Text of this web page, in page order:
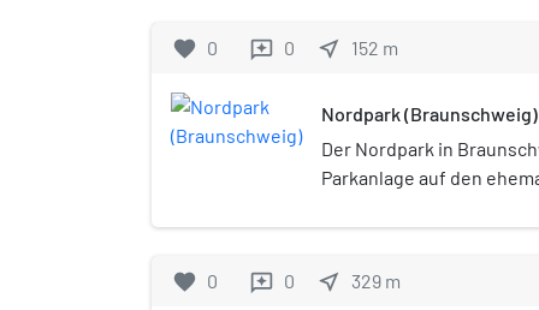
favorite 0 reviews 0 near_me 152 m
Nordpark (Braunschweig)
Der Nordpark in
Parkanlage auf den
Ringgebiet. Durch den
Bahntrassen. Die
favorite 0 reviews 0 near_me 329 m